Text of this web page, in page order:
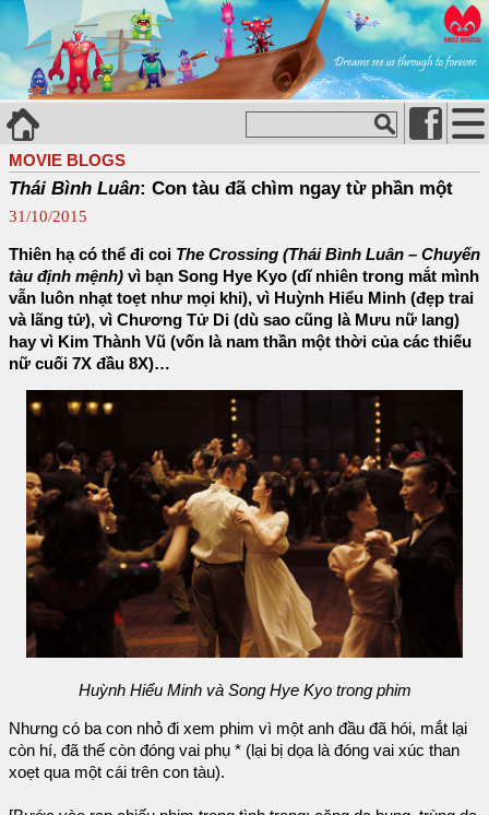
MOVIE BLOGS
Thái Bình Luân: Con tàu đã chìm ngay từ phần một
31/10/2015
Thiên hạ có thể đi coi The Crossing (Thái Bình Luân – Chuyến
tàu định mệnh) vì bạn Song Hye Kyo (dĩ nhiên trong mắt mình
vẫn luôn nhạt toẹt như mọi khi), vì Huỳnh Hiểu Minh (đẹp trai
và lãng tử), vì Chương Tử Di (dù sao cũng là Mưu nữ lang)
hay vì Kim Thành Vũ (vốn là nam thần một thời của các thiếu
nữ cuối 7X đầu 8X)…
Huỳnh Hiểu Minh và Song Hye Kyo trong phim
Nhưng có ba con nhỏ đi xem phim vì một anh đầu đã hói, mắt lại
còn hí, đã thế còn đóng vai phụ * (lại bị dọa là đóng vai xúc than
xoẹt qua một cái trên con tàu).